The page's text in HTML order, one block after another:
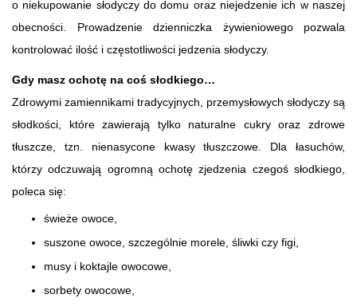
o niekupowanie słodyczy do domu oraz niejedzenie ich w naszej
obecności. Prowadzenie dzienniczka żywieniowego pozwala
kontrolować ilość i częstotliwości jedzenia słodyczy.
Gdy masz ochotę na coś słodkiego…
Zdrowymi zamiennikami tradycyjnych, przemysłowych słodyczy są
słodkości, które zawierają tylko naturalne cukry oraz zdrowe
tłuszcze, tzn. nienasycone kwasy tłuszczowe. Dla łasuchów,
którzy odczuwają ogromną ochotę zjedzenia czegoś słodkiego,
poleca się:
świeże owoce,
suszone owoce, szczególnie morele, śliwki czy figi,
musy i koktajle owocowe,
sorbety owocowe,